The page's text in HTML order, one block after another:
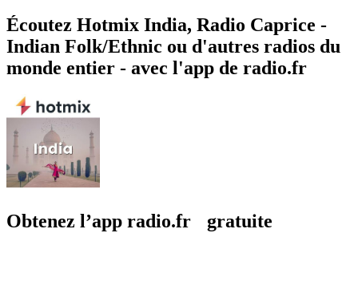
Écoutez Hotmix India, Radio Caprice -
Indian Folk/Ethnic ou d'autres radios du
monde entier - avec l'app de radio.fr
Obtenez l’app radio.fr gratuite